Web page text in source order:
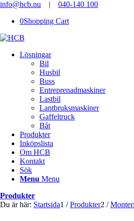
info@hcb.nu | 040-140 100
0Shopping Cart
Lösningar
Bil
Husbil
Buss
Entreprenadmaskiner
Lastbil
Lantbruksmaskiner
Gaffeltruck
Båt
Produkter
Inköpslista
Om HCB
Kontakt
Sök
Menu Menu
Produkter
Du är här: Startsida1 / Produkter2 /